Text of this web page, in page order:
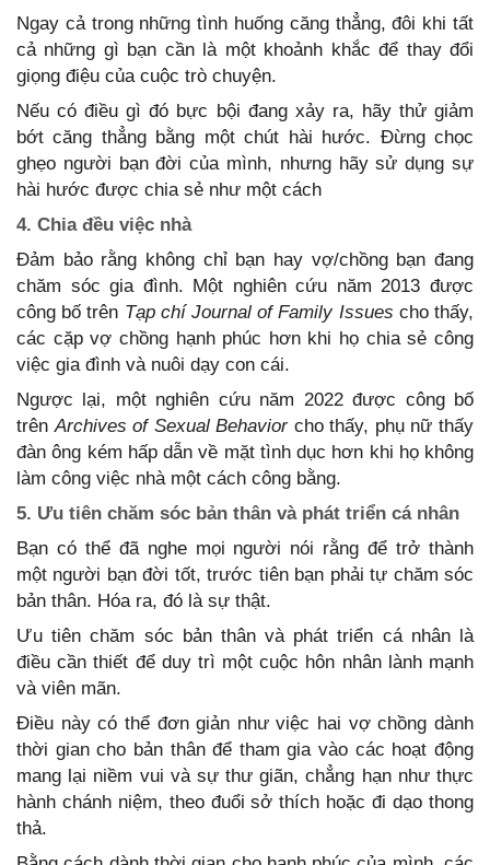
Ngay cả trong những tình huống căng thẳng, đôi khi tất
cả những gì bạn cần là một khoảnh khắc để thay đổi
giọng điệu của cuộc trò chuyện.
Nếu có điều gì đó bực bội đang xảy ra, hãy thử giảm
bớt căng thẳng bằng một chút hài hước. Đừng chọc
ghẹo người bạn đời của mình, nhưng hãy sử dụng sự
hài hước được chia sẻ như một cách
4. Chia đều việc nhà
Đảm bảo rằng không chỉ bạn hay vợ/chồng bạn đang
chăm sóc gia đình. Một nghiên cứu năm 2013 được
công bố trên Tạp chí Journal of Family Issues cho thấy,
các cặp vợ chồng hạnh phúc hơn khi họ chia sẻ công
việc gia đình và nuôi dạy con cái.
Ngược lại, một nghiên cứu năm 2022 được công bố
trênArchives of Sexual Behaviorcho thấy, phụ nữ thấy
đàn ông kém hấp dẫn về mặt tình dục hơn khi họ không
làm công việc nhà một cách công bằng.
5. Ưu tiên chăm sóc bản thân và phát triển cá nhân
Bạn có thể đã nghe mọi người nói rằng để trở thành
một người bạn đời tốt, trước tiên bạn phải tự chăm sóc
bản thân. Hóa ra, đó là sự thật.
Ưu tiên chăm sóc bản thân và phát triển cá nhân là
điều cần thiết để duy trì một cuộc hôn nhân lành mạnh
và viên mãn.
Điều này có thể đơn giản như việc hai vợ chồng dành
thời gian cho bản thân để tham gia vào các hoạt động
mang lại niềm vui và sự thư giãn, chẳng hạn như thực
hành chánh niệm, theo đuổi sở thích hoặc đi dạo thong
thả.